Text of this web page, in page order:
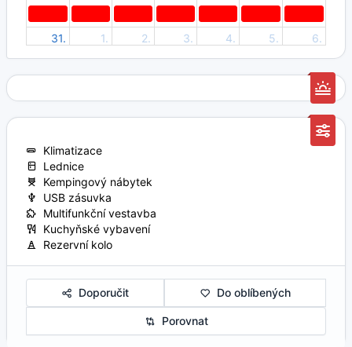
31. 1. 2. 3. 4. 5. 6.
Klimatizace
Lednice
Kempingový nábytek
USB zásuvka
Multifunkční vestavba
Kuchyňské vybavení
Rezervní kolo
Doporučit Do oblíbených
Porovnat